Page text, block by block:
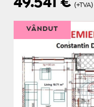
49.541€ (+TVA)
VÂNDUT